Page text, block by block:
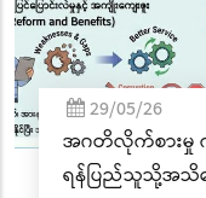
ြေကြားပေး